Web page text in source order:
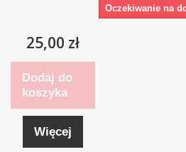
Oczekiwanie na
25,00 zł
Dodaj do
koszyka
Więcej